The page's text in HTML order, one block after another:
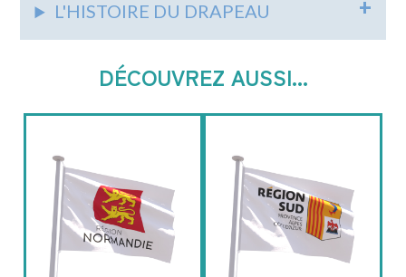
L'HISTOIRE DU DRAPEAU
DÉCOUVREZ AUSSI...